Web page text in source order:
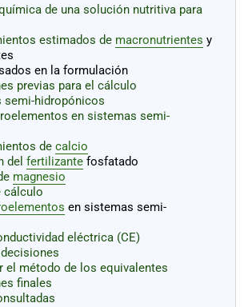
de una solución nutritiva para
estimados de macronutrientes y
en la formulación
previas para el cálculo
semi-hidropónicos
en sistemas semi-
de calcio
del fertilizantefosfatado
magnesio
cálculo
en sistemas semi-
eléctrica (CE)
el método de los equivalentes
finales